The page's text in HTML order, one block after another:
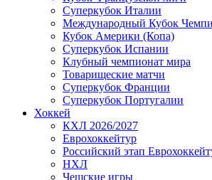
Суперкубок Италии
Международный Кубок
Кубок Америки (Копа)
Суперкубок Испании
Клубный чемпионат мира
Товарищеские матчи
Суперкубок Франции
Суперкубок Португалии
Хоккей
КХЛ 2026/2027
Еврохоккейтур
Российский этап
НХЛ
Чешские игры